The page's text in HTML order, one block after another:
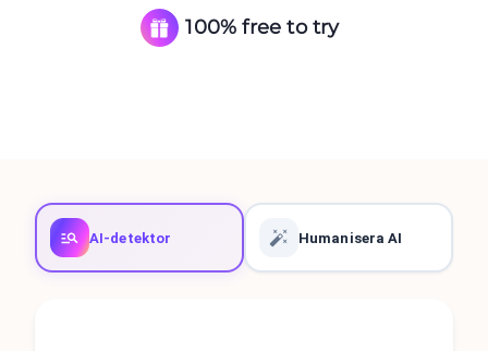
100% free to try
AI-detektor Humanisera AI